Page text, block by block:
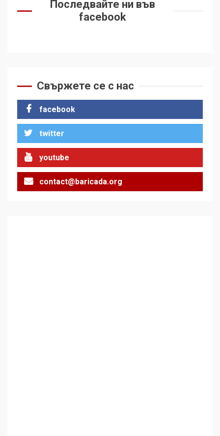
Последвайте ни във
facebook
Свържете се с нас
facebook
twitter
youtube
contact@baricada.org